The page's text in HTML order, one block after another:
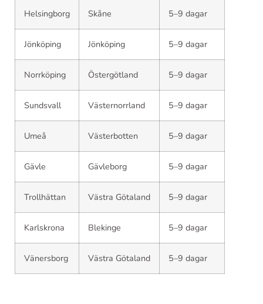
Helsingborg Skåne 5–9 dagar
Jönköping Jönköping 5–9 dagar
Norrköping Östergötland 5–9 dagar
Sundsvall Västernorrland 5–9 dagar
Umeå Västerbotten 5–9 dagar
Gävle Gävleborg 5–9 dagar
Trollhättan Västra Götaland 5–9 dagar
Karlskrona Blekinge 5–9 dagar
Vänersborg Västra Götaland 5–9 dagar